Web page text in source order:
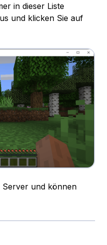
in dieser Liste
und klicken Sie auf
Server und können